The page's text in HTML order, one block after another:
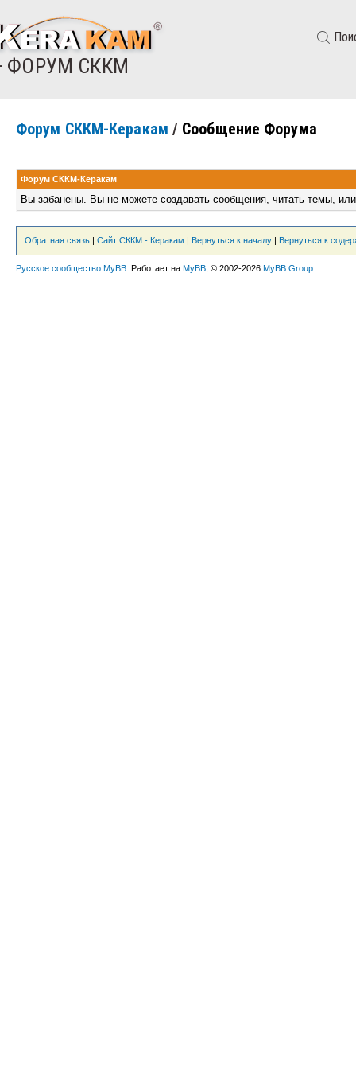
ФОРУМ СККМ
Форум СККМ-Керакам / Сообщение Форума
Форум СККМ-Керакам
Вы забанены. Вы не можете создавать сообщения, читать темы,
Обратная связь | Сайт СККМ - Керакам | Вернуться к началу | Вернуться к
Русское сообщество MyBB . Работает на MyBB , © 2002-2026 MyBB Group